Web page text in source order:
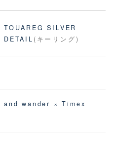
TOUAREG SILVER
DETAIL (キーリング)
and wander × Timex